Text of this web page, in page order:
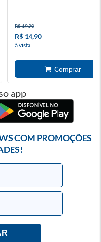
R$ 19,90
R$ 14,90
à vista
app
COM PROMOÇÕES